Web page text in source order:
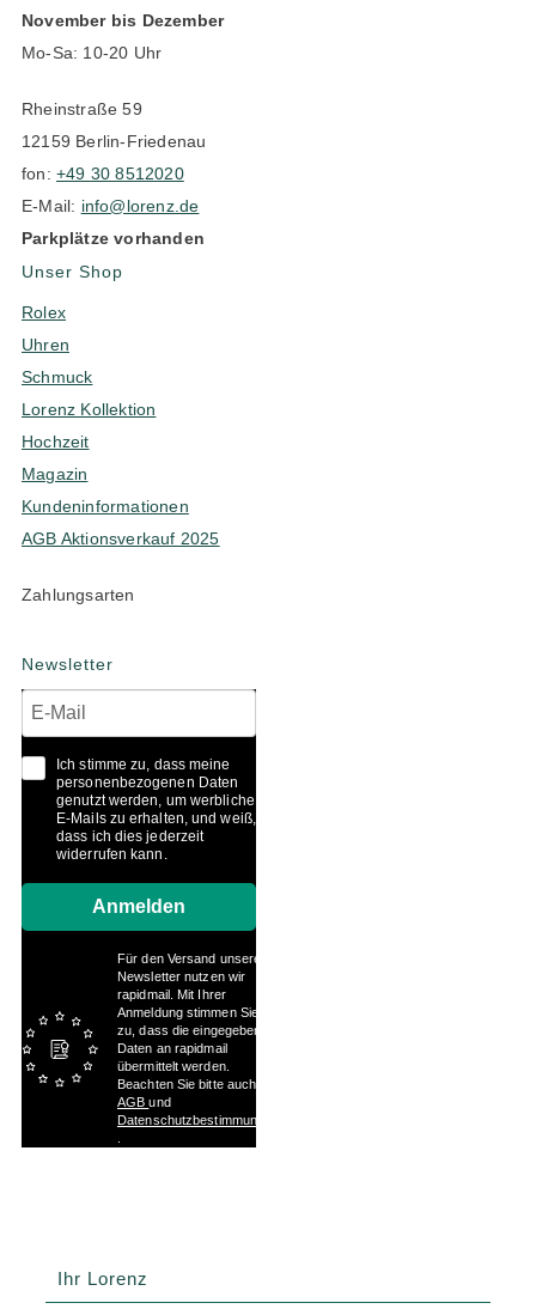
November bis Dezember
Mo-Sa: 10-20 Uhr
Rheinstraße 59
12159 Berlin-Friedenau
fon: +49 30 8512020
E-Mail: info@lorenz.de
Parkplätze vorhanden
Unser Shop
Rolex
Uhren
Schmuck
Lorenz Kollektion
Hochzeit
Magazin
Kundeninformationen
AGB Aktionsverkauf 2025
Zahlungsarten
Newsletter
Ich stimme zu, dass meine
personenbezogenen Daten
genutzt werden, um werbliche
E-Mails zu erhalten, und weiß,
dass ich dies jederzeit
widerrufen kann.
Anmelden
Für den Versand unserer
Newsletter nutzen wir
rapidmail. Mit Ihrer
Anmeldung stimmen Sie
zu, dass die eingegebenen
Daten an rapidmail
übermittelt werden.
Beachten Sie bitte auch die
AGBund
Datenschutzbestimmungen
Ihr Lorenz